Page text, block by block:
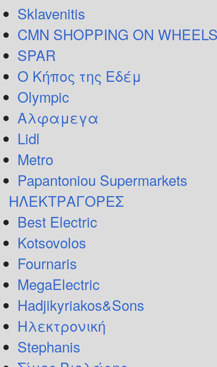
Sklavenitis
CMN SHOPPING ON
SPAR
Ο Κήπος της Εδέμ
Olympic
Αλφαμεγα
Lidl
Metro
Papantoniou Supermarkets
ΗΛΕΚΤΡΑΓΟΡΕΣ
Best Electric
Kotsovolos
Fournaris
MegaElectric
Hadjikyriakos&Sons
Ηλεκτρονική
Stephanis